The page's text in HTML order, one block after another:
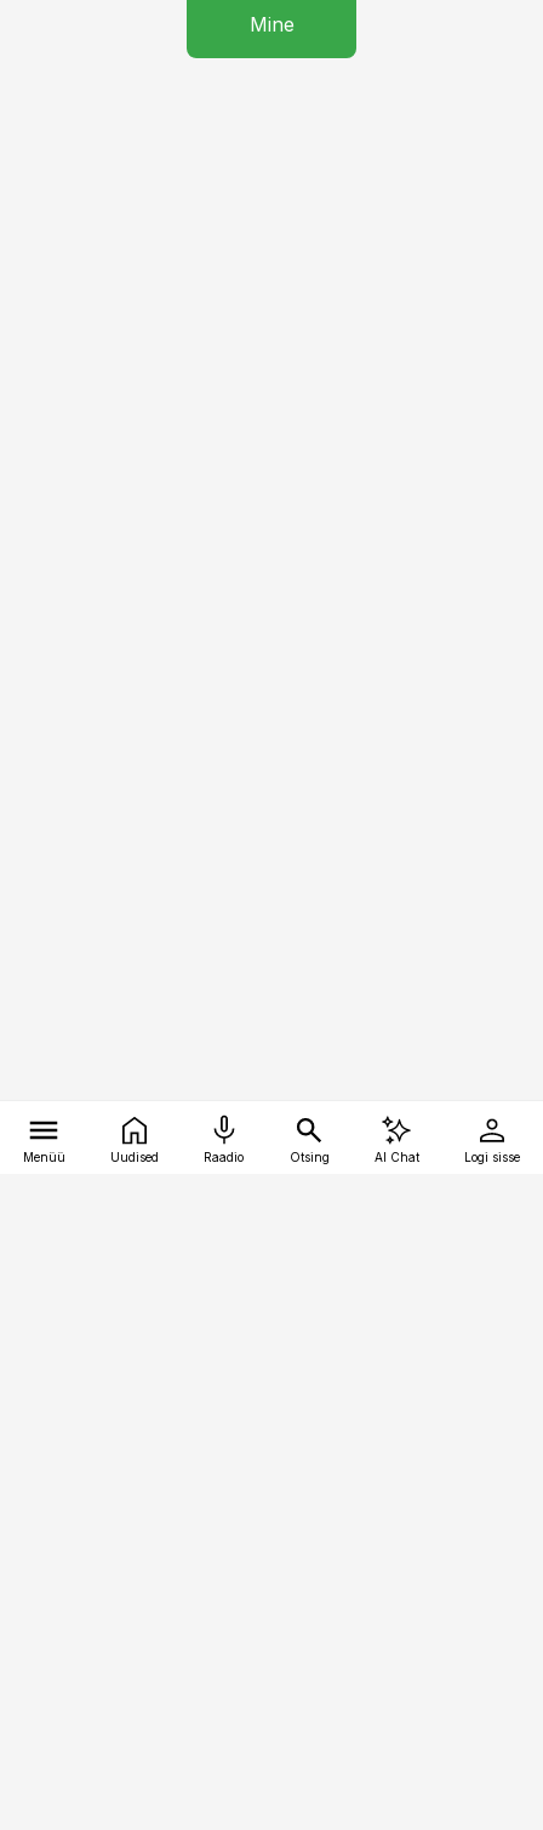
Mine
Menüü Uudised Raadio Otsing AI Chat Logi sisse